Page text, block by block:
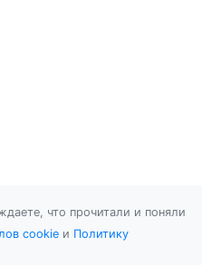
что прочитали и поняли
cookie и Политику